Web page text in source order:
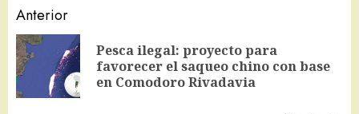
Navegación
de
entradas
Anterior
Pesca ilegal: proyecto para
favorecer el saqueo chino con base
en Comodoro Rivadavia